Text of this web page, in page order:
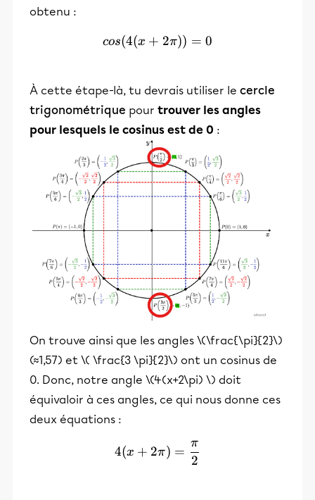
obtenu :
cos(4(x+2\pi))=0
cos(4(x + 2π)) = 0
À cette étape-là, tu devrais utiliser le cercle
trigonométrique pour trouver les angles
pour lesquels le cosinus est de 0 :
On trouve ainsi que les angles \(\frac{\pi}{2}\)
(≈1,57) et \( \frac{3 \pi}{2}\) ont un cosinus de
0. Donc, notre angle \(4(x+2\pi) \) doit
équivaloir à ces angles, ce qui nous donne ces
deux équations :
4(x+2\pi) =\frac{\pi}{2}
4(x + 2π) =
2
π